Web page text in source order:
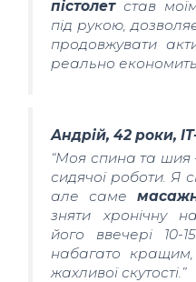
пістолетстав
під рукою,
продовжувати
реально економить
Андрій, 42 роки,
“Моя спина та шия
сидячої роботи. Я
але саме
зняти хронічну
його ввечері 10-
набагато
жахливої скутості.”